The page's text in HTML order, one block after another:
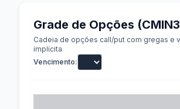
Grade de Opções
Cadeia de opções call/put com gregas e
implícita
Vencimento: